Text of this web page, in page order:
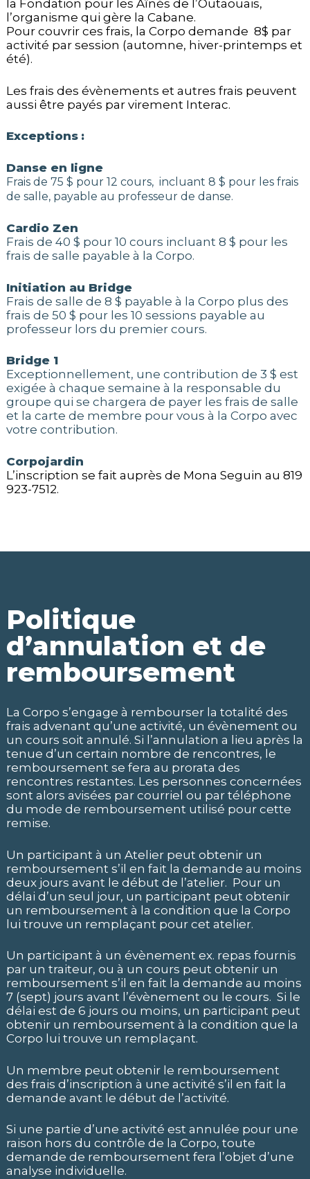
la Fondation pour les Aînés de l’Outaouais,
l’organisme qui gère la Cabane.
Pour couvrir ces frais, la Corpo demande 8$ par
activité par session (automne, hiver-printemps et
été).
Les frais des évènements et autres frais peuvent
aussi être payés par virement Interac.
Exceptions :
Danse en ligne
Frais de 75 $ pour 12 cours, incluant 8 $ pour les frais
de salle, payable au professeur de danse.
Cardio Zen
Frais de 40 $ pour 10 cours incluant 8 $ pour les
frais de salle payable à la Corpo.
Initiation au Bridge
Frais de salle de 8 $ payable à la Corpo plus des
frais de 50 $ pour les 10 sessions payable au
professeur lors du premier cours.
Bridge 1
Exceptionnellement, une contribution de 3 $ est
exigée à chaque semaine à la responsable du
groupe qui se chargera de payer les frais de salle
et la carte de membre pour vous à la Corpo avec
votre contribution.
Corpojardin
L’inscription se fait auprès de Mona Seguin au 819
923-7512.
Politique
d’annulation et de
remboursement
La Corpo s’engage à rembourser la totalité des
frais advenant qu’une activité, un évènement ou
un cours soit annulé. Si l’annulation a lieu après la
tenue d’un certain nombre de rencontres, le
remboursement se fera au prorata des
rencontres restantes. Les personnes concernées
sont alors avisées par courriel ou par téléphone
du mode de remboursement utilisé pour cette
remise.
Un participant à un Atelier peut obtenir un
remboursement s’il en fait la demande au moins
deux jours avant le début de l’atelier. Pour un
délai d’un seul jour, un participant peut obtenir
un remboursement à la condition que la Corpo
lui trouve un remplaçant pour cet atelier.
Un participant à un évènement ex. repas fournis
par un traiteur, ou à un cours peut obtenir un
remboursement s’il en fait la demande au moins
7 (sept) jours avant l’évènement ou le cours. Si le
délai est de 6 jours ou moins, un participant peut
obtenir un remboursement à la condition que la
Corpo lui trouve un remplaçant.
Un membre peut obtenir le remboursement
des frais d’inscription à une activité s’il en fait la
demande avant le début de l’activité.
Si une partie d’une activité est annulée pour une
raison hors du contrôle de la Corpo, toute
demande de remboursement fera l’objet d’une
analyse individuelle.